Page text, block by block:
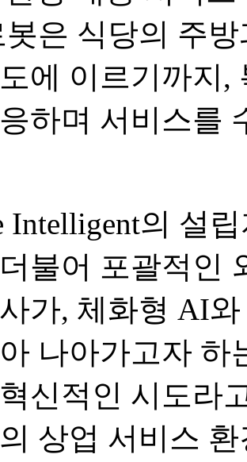
봇은 식당의 주
에 이르기까지,
하며 서비스를
Intelligent의 설
불어 포괄적인
가, 체화형 AI
나아가고자
신적인 시도라
상업 서비스